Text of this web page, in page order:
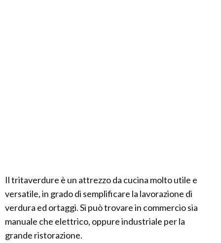
Il tritaverdure è un attrezzo da cucina molto utile e
versatile, in grado di semplificare la lavorazione di
verdura ed ortaggi. Si può trovare in commercio sia
manuale che elettrico, oppure industriale per la
grande ristorazione.